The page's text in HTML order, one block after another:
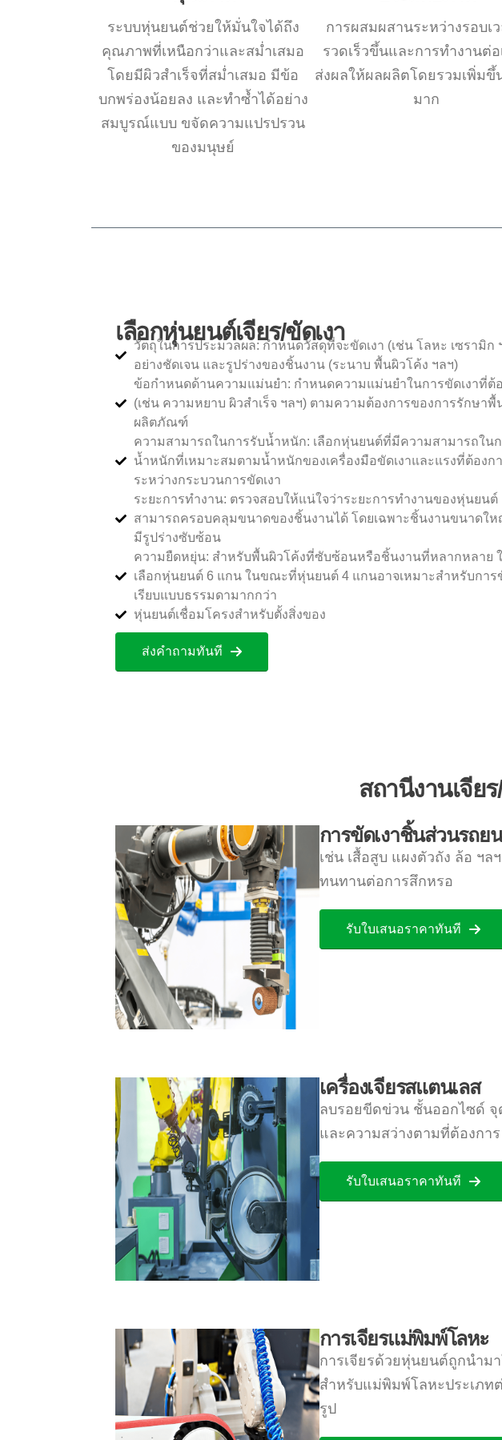
ระบบหุ่นยนต์ช่วยให้มั่นใจได้ถึง
คุณภาพที่เหนือกว่าและสม่ำเสมอ
โดยมีผิวสำเร็จที่สม่ำเสมอ มีข้อ
บกพร่องน้อยลง และทำซ้ำได้อย่าง
สมบูรณ์แบบ ขจัดความแปรปรวน
ของมนุษย์
การผสมผสานระหว่างรอบเ
รวดเร็วขึ้นและการทำงานต่อ
ส่งผลให้ผลผลิตโดยรวมเพิ่มขึ้
มาก
เลือกหุ่นยนต์เจียร/ขัดเงา
วัตถุในการประมวลผล: กำหนดวัสดุที่จะขัดเงา (เช่น โลหะ เซรามิก
อย่างชัดเจน และรูปร่างของชิ้นงาน (ระนาบ พื้นผิวโค้ง ฯลฯ)
ข้อกำหนดด้านความแม่นยำ: กำหนดความแม่นยำในการขัดเงาที่ต้
(เช่น ความหยาบ ผิวสำเร็จ ฯลฯ) ตามความต้องการของการรักษาพื้
ผลิตภัณฑ์
ความสามารถในการรับน้ำหนัก: เลือกหุ่นยนต์ที่มีความสามารถใน
น้ำหนักที่เหมาะสมตามน้ำหนักของเครื่องมือขัดเงาและแรงที่ต้องก
ระหว่างกระบวนการขัดเงา
ระยะการทำงาน: ตรวจสอบให้แน่ใจว่าระยะการทำงานของหุ่นยนต์
สามารถครอบคลุมขนาดของชิ้นงานได้ โดยเฉพาะชิ้นงานขนาดใ
มีรูปร่างซับซ้อน
ความยืดหยุ่น: สำหรับพื้นผิวโค้งที่ซับซ้อนหรือชิ้นงานที่หลากหลาย
เลือกหุ่นยนต์ 6 แกน ในขณะที่หุ่นยนต์ 4 แกนอาจเหมาะสำหรับการ
เรียบแบบธรรมดามากกว่า
หุ่นยนต์เชื่อมโครงสำหรับตั้งสิ่งของ
ส่งคำถามทันที
สถานีงานเจีย
การขัดเงาชิ้นส่วนรถย
เช่น เสื้อสูบ แผงตัวถัง ล้อ ฯล
ทนทานต่อการสึกหรอ
รับใบเสนอราคาทันที
เครื่องเจียรสแตนเลส
ลบรอยขีดข่วน ชั้นออกไซด์ จุ
และความสว่างตามที่ต้องการ
รับใบเสนอราคาทันที
การเจียรแม่พิมพ์โลหะ
การเจียรด้วยหุ่นยนต์ถูกนำม
สำหรับแม่พิมพ์โลหะประเภ
รูป